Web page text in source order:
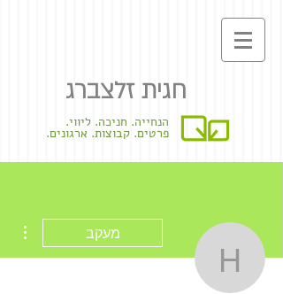
חגית זלצברג
הנחייה. חניכה. ליווי.
פרטים. קבוצות. ארגונים.
hubergalit
מעקב